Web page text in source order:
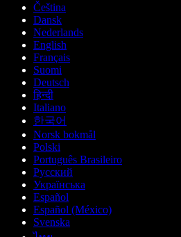
Čeština
Dansk
Nederlands
English
Français
Suomi
Deutsch
हिन्दी
Italiano
한국어
Norsk bokmål
Polski
Português Brasileiro
Русский
Українська
Español
Español (México)
Svenska